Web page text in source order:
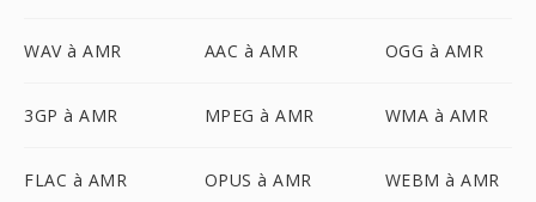
WAV à AMR AAC à AMR OGG à AMR
3GP à AMR MPEG à AMR WMA à AMR
FLAC à AMR OPUS à AMR WEBM à AMR